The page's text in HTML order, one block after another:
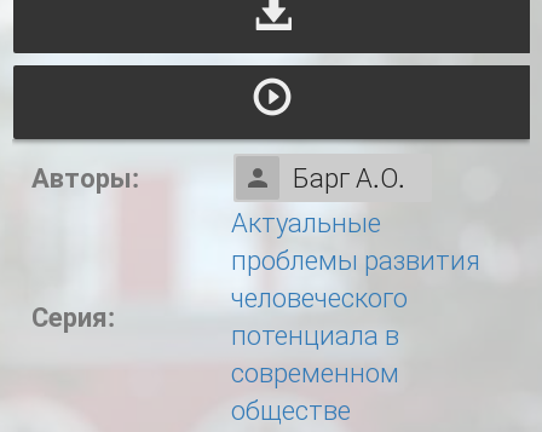
Авторы: Барг А.О.
Серия:
Актуальные
проблемы развития
человеческого
потенциала в
современном
обществе